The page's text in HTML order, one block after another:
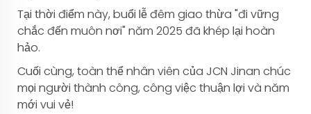
Tại thời điểm này, buổi lễ đêm giao thừa "đi vững
chắc đến muôn nơi" năm 2025 đã khép lại hoàn
hảo.
Cuối cùng, toàn thể nhân viên của JCN Jinan chúc
mọi người thành công, công việc thuận lợi và năm
mới vui vẻ!